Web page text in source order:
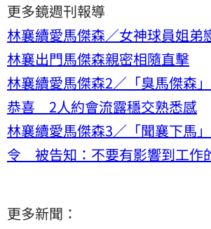
更多鏡週刊報導
林襄續愛馬傑森／女神球員姐
林襄出門馬傑森親密相隨直擊
林襄續愛馬傑森2／「臭馬傑森
恭喜 2人約會流露穩交熟悉感
林襄續愛馬傑森3／「聞襄下馬
令 被告知：不要有影響到工作
更多新聞：